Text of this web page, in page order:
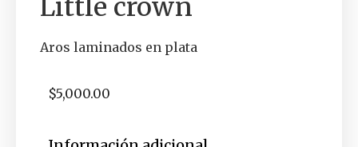
Little crown
Aros laminados en plata
$5,000.00